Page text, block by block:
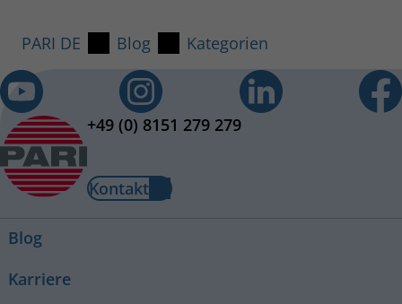
PARI DE Blog Kategorien
+49 (0) 8151 279 279
Kontakt
Blog
Karriere